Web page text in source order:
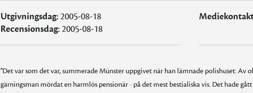
Utgivningsdag:2005-08-18
Recensionsdag:2005-08-18
''Det var som det var, summerade Münster uppgivet när han lämnade polishuset: Av
gärningsman mördat en harmlös pensionär - på det mest bestialiska vis. Det hade